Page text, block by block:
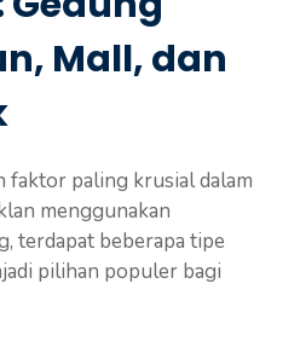
Mall, dan
faktor paling krusial dalam
menggunakan
terdapat beberapa tipe
pilihan populer bagi